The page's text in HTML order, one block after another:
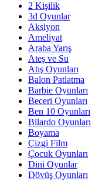
2 Kişilik
3d Oyunlar
Aksiyon
Ameliyat
Araba Yarış
Ateş ve Su
Atış Oyunları
Balon Patlatma
Barbie Oyunları
Beceri Oyunları
Ben 10 Oyunları
Bilardo Oyunları
Boyama
Çizgi Film
Çocuk Oyunları
Dini Oyunlar
Dövüş Oyunları